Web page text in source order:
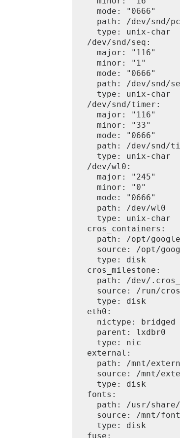
    mode: "0666"
path: /dev/snd/
    type: unix-char
  /dev/snd/seq:
    major: "116"
    minor: "1"
    mode: "0666"
path: /dev/snd/
    type: unix-char
  /dev/snd/timer:
    major: "116"
    minor: "33"
    mode: "0666"
path: /dev/snd/
    type: unix-char
  /dev/wl0:
    major: "245"
    minor: "0"
    mode: "0666"
    path: /dev/wl0
    type: unix-char
  cros_containers:
path: /opt/
source: /opt/
    type: disk
  cros_milestone:
path: /dev/
source: /run/
    type: disk
  eth0:
    nictype: bridged
    parent: lxdbr0
    type: nic
  external:
path: /mnt/
source: /mnt/
    type: disk
  fonts:
path: /usr/
source: /mnt/
    type: disk
  fuse: